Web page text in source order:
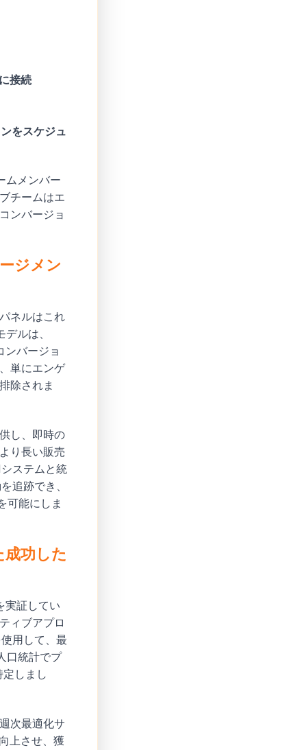
接続
をスケジュ
ムメンバー
チームはエ
ンバージョ
ジメン
ネルはこれ
ルは、
バージョ
単にエンゲ
除されま
し、即時の
り長い販売
ステムと統
追跡でき、
可能にしま
功した
実証してい
ィブアプロ
用して、最
口統計でプ
しまし
次最適化サ
上させ、獲